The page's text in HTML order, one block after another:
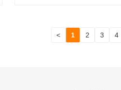
< 1 2 3 4